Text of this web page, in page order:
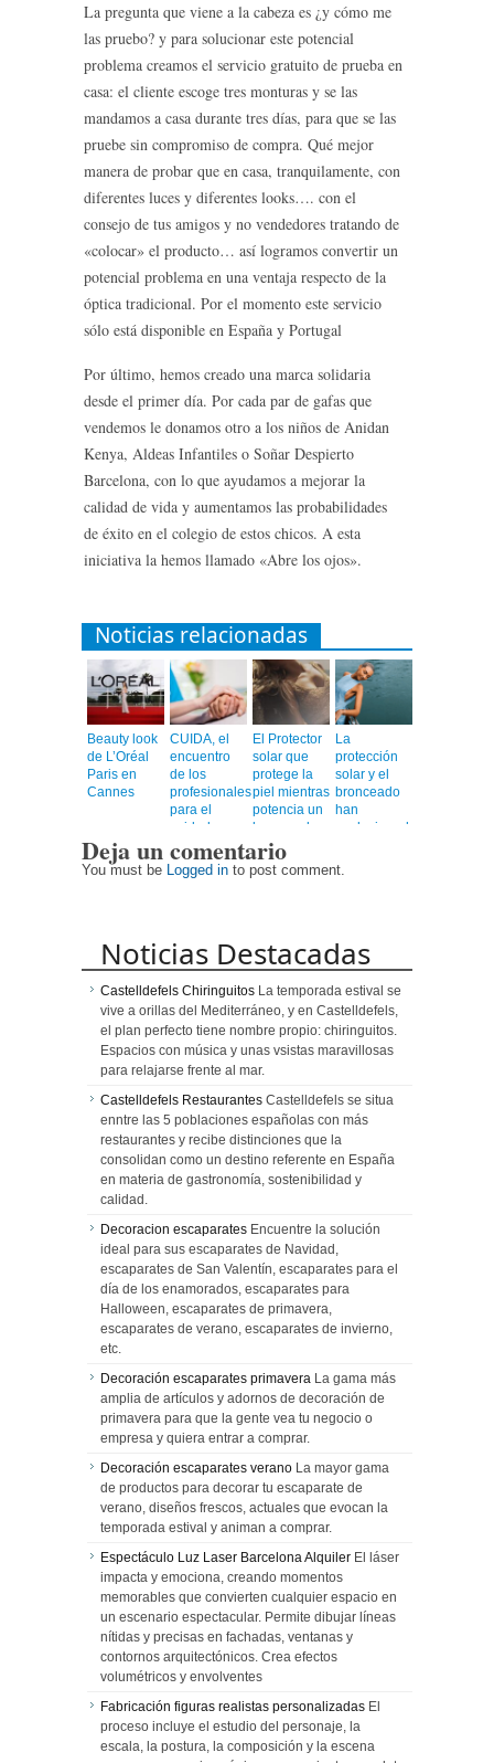
La pregunta que viene a la cabeza es ¿y cómo me
las pruebo? y para solucionar este potencial
problema creamos el servicio gratuito de prueba en
casa: el cliente escoge tres monturas y se las
mandamos a casa durante tres días, para que se las
pruebe sin compromiso de compra. Qué mejor
manera de probar que en casa, tranquilamente, con
diferentes luces y diferentes looks…. con el
consejo de tus amigos y no vendedores tratando de
«colocar» el producto… así logramos convertir un
potencial problema en una ventaja respecto de la
óptica tradicional. Por el momento este servicio
sólo está disponible en España y Portugal
Por último, hemos creado una marca solidaria
desde el primer día. Por cada par de gafas que
vendemos le donamos otro a los niños de Anidan
Kenya, Aldeas Infantiles o Soñar Despierto
Barcelona, con lo que ayudamos a mejorar la
calidad de vida y aumentamos las probabilidades
de éxito en el colegio de estos chicos. A esta
iniciativa la hemos llamado «Abre los ojos».
Noticias relacionadas
Beauty look
de L’Oréal
Paris en
Cannes
CUIDA, el
encuentro
de los
profesionales
para el
cuidado a
mayores
El Protector
solar que
protege la
piel mientras
potencia un
bronceado
más rápido,
uniforme y
duradero
La
protección
solar y el
bronceado
han
evolucionado
Deja un comentario
You must be Logged in to post comment.
Noticias Destacadas
Castelldefels Chiringuitos La temporada estival se
vive a orillas del Mediterráneo, y en Castelldefels,
el plan perfecto tiene nombre propio: chiringuitos.
Espacios con música y unas vsistas maravillosas
para relajarse frente al mar.
Castelldefels Restaurantes Castelldefels se situa
enntre las 5 poblaciones españolas con más
restaurantes y recibe distinciones que la
consolidan como un destino referente en España
en materia de gastronomía, sostenibilidad y
calidad.
Decoracion escaparates Encuentre la solución
ideal para sus escaparates de Navidad,
escaparates de San Valentín, escaparates para el
día de los enamorados, escaparates para
Halloween, escaparates de primavera,
escaparates de verano, escaparates de invierno,
etc.
Decoración escaparates primavera La gama más
amplia de artículos y adornos de decoración de
primavera para que la gente vea tu negocio o
empresa y quiera entrar a comprar.
Decoración escaparates verano La mayor gama
de productos para decorar tu escaparate de
verano, diseños frescos, actuales que evocan la
temporada estival y animan a comprar.
Espectáculo Luz Laser Barcelona Alquiler El láser
impacta y emociona, creando momentos
memorables que convierten cualquier espacio en
un escenario espectacular. Permite dibujar líneas
nítidas y precisas en fachadas, ventanas y
contornos arquitectónicos. Crea efectos
volumétricos y envolventes
Fabricación figuras realistas personalizadas El
proceso incluye el estudio del personaje, la
escala, la postura, la composición y la escena